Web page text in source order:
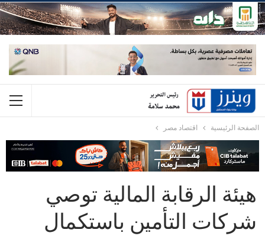
الصفحة الرئيسية اقتصاد مصر
هيئة الرقابة المالية توصي
شركات التأمين باستكمال